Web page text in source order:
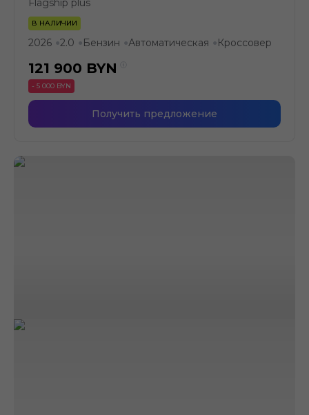
Flagship plus
В НАЛИЧИИ
2026 ●2.0 ● Бензин ●Автоматическая ● Кроссовер
121 900 BYN
- 5 000 BYN
Получить предложение